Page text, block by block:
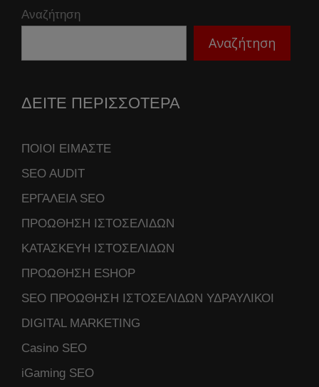
Αναζήτηση
Αναζήτηση
ΔΕΙΤΕ ΠΕΡΙΣΣΟΤΕΡΑ
ΠΟΙΟΙ ΕΙΜΑΣΤΕ
SEO AUDIT
ΕΡΓΑΛΕΙΑ SEO
ΠΡΟΩΘΗΣΗ ΙΣΤΟΣΕΛΙΔΩΝ
ΚΑΤΑΣΚΕΥΗ ΙΣΤΟΣΕΛΙΔΩΝ
ΠΡΟΩΘΗΣΗ ESHOP
SEO ΠΡΟΩΘΗΣΗ ΙΣΤΟΣΕΛΙΔΩΝ ΥΔΡΑΥΛΙΚΟΙ
DIGITAL MARKETING
Casino SEO
iGaming SEO